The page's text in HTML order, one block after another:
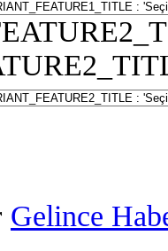
Gelince